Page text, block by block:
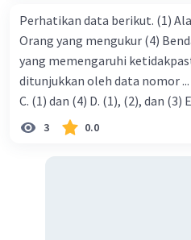
Perhatikan data berikut. (1)
Orang yang mengukur (4)
yang memengaruhi
ditunjukkan oleh data nomor ... A. (1) dan (2) B. (1) dan (3)
3 0.0